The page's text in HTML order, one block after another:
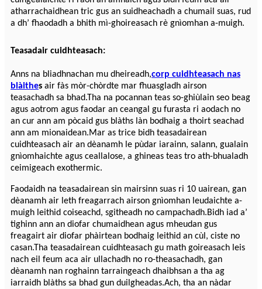
atharrachaidhean tric gus an suidheachadh a chumail suas, rud
a dh’ fhaodadh a bhith mì-ghoireasach rè gnìomhan a-muigh.
Teasadair cuidhteasach:
Anns na bliadhnachan mu dheireadh,corp cuidhteasach nas
blàithes air fàs mòr-chòrdte mar fhuasgladh airson
teasachadh sa bhad.Tha na pocannan teas so-ghiùlain seo beag
agus aotrom agus faodar an ceangal gu furasta ri aodach no
an cur ann am pòcaid gus blàths làn bodhaig a thoirt seachad
ann am mionaidean.Mar as trice bidh teasadairean
cuidhteasach air an dèanamh le pùdar iarainn, salann, gualain
gnìomhaichte agus ceallalose, a ghineas teas tro ath-bhualadh
ceimigeach exothermic.
Faodaidh na teasadairean sin mairsinn suas ri 10 uairean, gan
dèanamh air leth freagarrach airson gnìomhan leudaichte a-
muigh leithid coiseachd, sgitheadh ​​​​no campachadh.Bidh iad a’
tighinn ann an diofar chumaidhean agus mheudan gus
freagairt air diofar phàirtean bodhaig leithid an cùl, ciste no
casan.Tha teasadairean cuidhteasach gu math goireasach leis
nach eil feum aca air ullachadh no ro-theasachadh, gan
dèanamh nan roghainn tarraingeach dhaibhsan a tha ag
iarraidh blàths sa bhad gun duilgheadas.Ach, tha an nàdar